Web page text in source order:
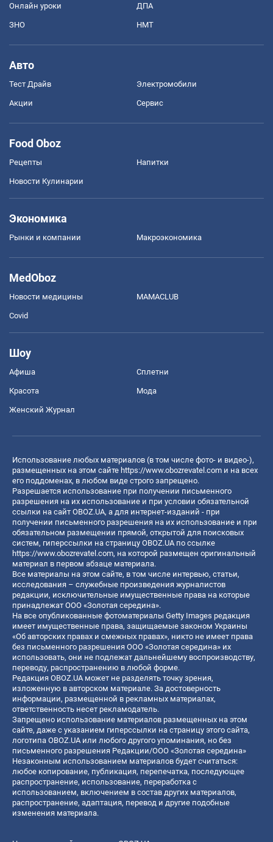
Онлайн уроки ДПА
ЗНО НМТ
Авто
Тест Драйв Электромобили
Акции Сервис
Food Oboz
Рецепты Напитки
Новости Кулинарии
Экономика
Рынки и компании Mакроэкономика
MedOboz
Новости медицины MAMACLUB
Covid
Шоу
Афиша Сплетни
Красота Мода
Женский Журнал
Использование любых материалов (в том числе фото- и видео-),
размещенных на этом сайте https://www.obozrevatel.com и на всех
его поддоменах, в любом виде строго запрещено.
Разрешается использование при получении письменного
разрешения на их использование и при условии обязательной
ссылки на сайт OBOZ.UA, а для интернет-изданий - при
получении письменного разрешения на их использование и при
обязательном размещении прямой, открытой для поисковых
систем, гиперссылки на страницу OBOZ.UA по ссылке
https://www.obozrevatel.com, на которой размещен оригинальный
материал в первом абзаце материала.
Все материалы на этом сайте, в том числе интервью, статьи,
исследования – служебные произведения журналистов
редакции, исключительные имущественные права на которые
принадлежат ООО «Золотая середина».
На все опубликованные фотоматериалы Getty Images редакция
имеет имущественные права, защищаемые законом Украины
«Об авторских правах и смежных правах», никто не имеет права
без письменного разрешения ООО «Золотая середина» их
использовать, они не подлежат дальнейшему воспроизводству,
переводу, распространению в любой форме.
Редакция OBOZ.UA может не разделять точку зрения,
изложенную в авторском материале. За достоверность
информации, размещенной в рекламных материалах,
ответственность несет рекламодатель.
Запрещено использование материалов размещенных на этом
сайте, даже с указанием гиперссылки на страницу этого сайта,
логотипа OBOZ.UA или любого другого упоминания, но без
письменного разрешения Редакции/ООО «Золотая середина»
Незаконным использованием материалов будет считаться:
любое копирование, публикация, перепечатка, последующее
распространение, использование, переработка с
использованием, включением в состав других материалов,
распространение, адаптация, перевод и другие подобные
изменения материала.